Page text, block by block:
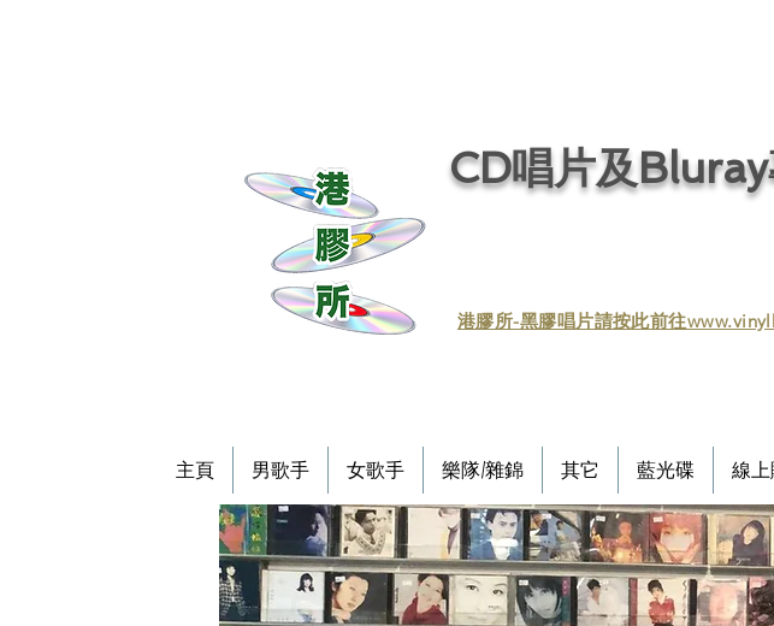
CD唱片及
港膠所-黑膠唱片請按此前往
主頁 男歌手 女歌手 樂隊/雜錦 其它 藍光碟 線